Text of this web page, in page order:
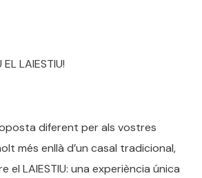
EL LAIESTIU!
diferent per als vostres
més enllà d’un casal tradicional,
el LAIESTIU: una experiència única